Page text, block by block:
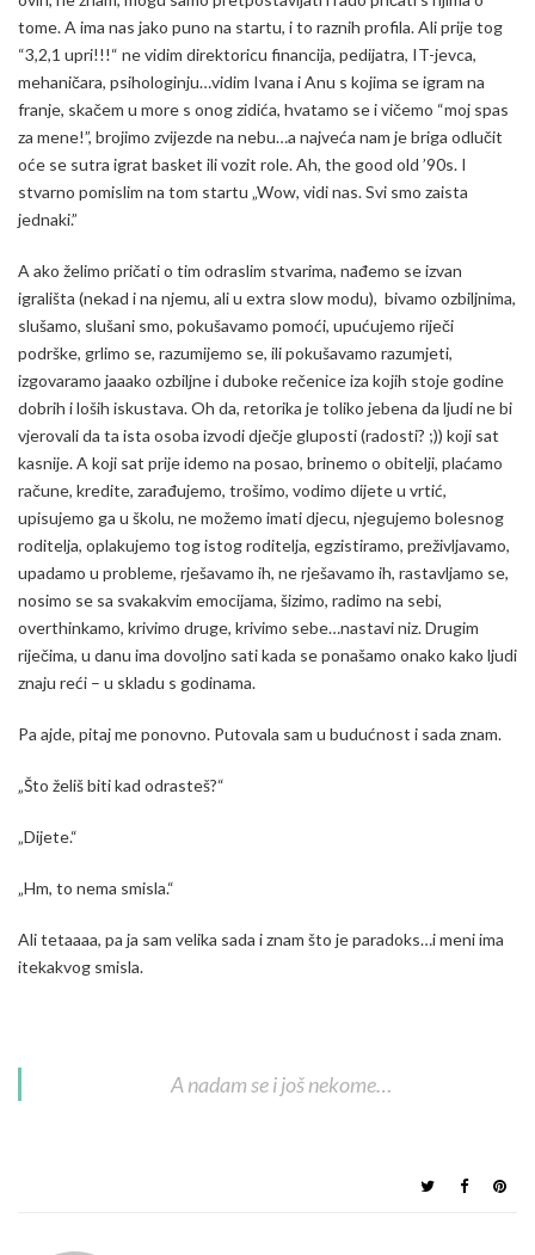
tome. A ima nas jako puno na startu, i to raznih profila. Ali prije tog
“3,2,1 upri!!!“ ne vidim direktoricu financija, pedijatra, IT-jevca,
mehaničara, psihologinju…vidim Ivana i Anu s kojima se igram na
franje, skačem u more s onog zidića, hvatamo se i vičemo “moj spas
za mene!”, brojimo zvijezde na nebu…a najveća nam je briga odlučit
oće se sutra igrat basket ili vozit role. Ah, the good old ’90s. I
stvarno pomislim na tom startu „Wow, vidi nas. Svi smo zaista
jednaki.”
A ako želimo pričati o tim odraslim stvarima, nađemo se izvan
igrališta (nekad i na njemu, ali u extra slow modu), bivamo ozbiljnima,
slušamo, slušani smo, pokušavamo pomoći, upućujemo riječi
podrške, grlimo se, razumijemo se, ili pokušavamo razumjeti,
izgovaramo jaaako ozbiljne i duboke rečenice iza kojih stoje godine
dobrih i loših iskustava. Oh da, retorika je toliko jebena da ljudi ne bi
vjerovali da ta ista osoba izvodi dječje gluposti (radosti? ;)) koji sat
kasnije. A koji sat prije idemo na posao, brinemo o obitelji, plaćamo
račune, kredite, zarađujemo, trošimo, vodimo dijete u vrtić,
upisujemo ga u školu, ne možemo imati djecu, njegujemo bolesnog
roditelja, oplakujemo tog istog roditelja, egzistiramo, preživljavamo,
upadamo u probleme, rješavamo ih, ne rješavamo ih, rastavljamo se,
nosimo se sa svakakvim emocijama, šizimo, radimo na sebi,
overthinkamo, krivimo druge, krivimo sebe…nastavi niz. Drugim
riječima, u danu ima dovoljno sati kada se ponašamo onako kako ljudi
znaju reći – u skladu s godinama.
Pa ajde, pitaj me ponovno. Putovala sam u budućnost i sada znam.
„Što želiš biti kad odrasteš?“
„Dijete.“
„Hm, to nema smisla.“
Ali tetaaaa, pa ja sam velika sada i znam što je paradoks…i meni ima
itekakvog smisla.
A nadam se i još nekome…